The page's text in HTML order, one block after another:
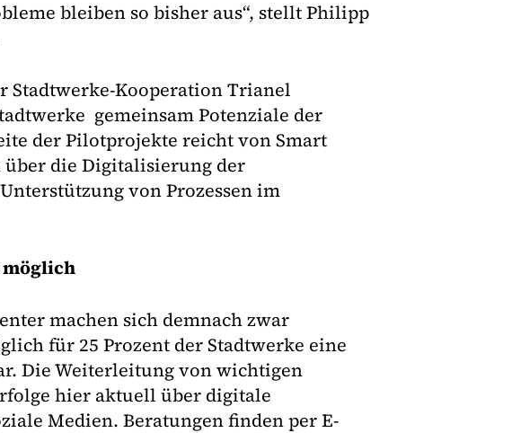
bleiben so bisher aus“, stellt Philipp
Stadtwerke-Kooperation Trianel
gemeinsam Potenziale der
der Pilotprojekte reicht von Smart
über die Digitalisierung der
von Prozessen im
möglich
machen sich demnach zwar
für 25 Prozent der Stadtwerke eine
Die Weiterleitung von wichtigen
hier aktuell über digitale
Medien. Beratungen finden per E-